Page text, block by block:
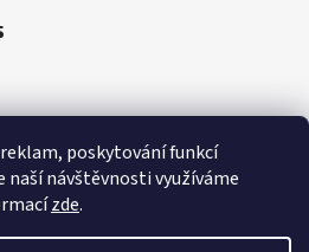
poskytování funkcí
naší návštěvnosti využíváme
zde.